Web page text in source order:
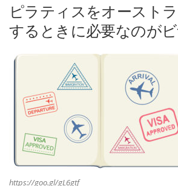
ピラティスをオースト
するときに必要なのが
https://goo.gl/gL6gtf